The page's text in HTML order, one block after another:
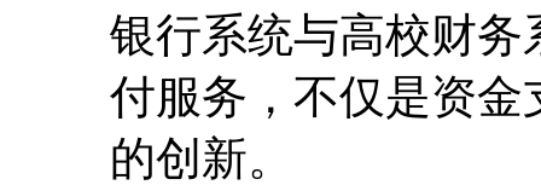
银行系统与高校财
付服务，不仅是资
的创新。